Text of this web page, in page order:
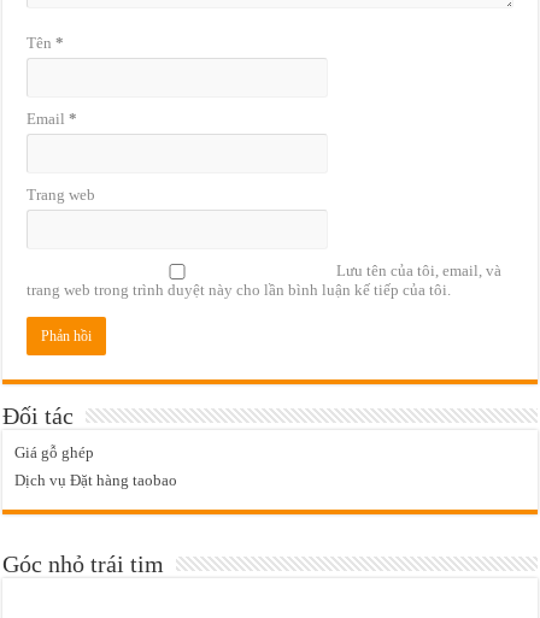
Tên*
Email*
Trang web
Lưu tên của tôi, email, và
trang web trong trình duyệt này cho lần bình luận kế tiếp của tôi.
Đối tác
Giá gỗ ghép
Dịch vụ Đặt hàng taobao
Góc nhỏ trái tim